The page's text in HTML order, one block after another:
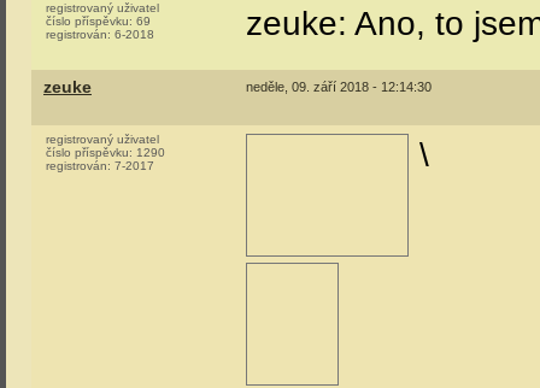
registrovaný uživatel
číslo příspěvku: 69
registrován: 6-2018 zeuke: Ano, to
zeuke neděle, 09. září 2018 - 12:14:30
registrovaný uživatel
číslo příspěvku: 1290
registrován: 7-2017 \